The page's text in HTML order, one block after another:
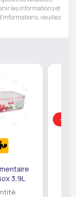
les informations et
veuillez
3,9L
-31%